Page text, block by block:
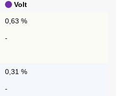
Volt
0,63 %
-
0,31 %
-